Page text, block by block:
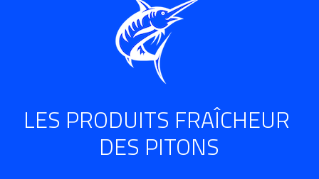
LES PRODUITS FRAÎCHEUR
DES PITONS